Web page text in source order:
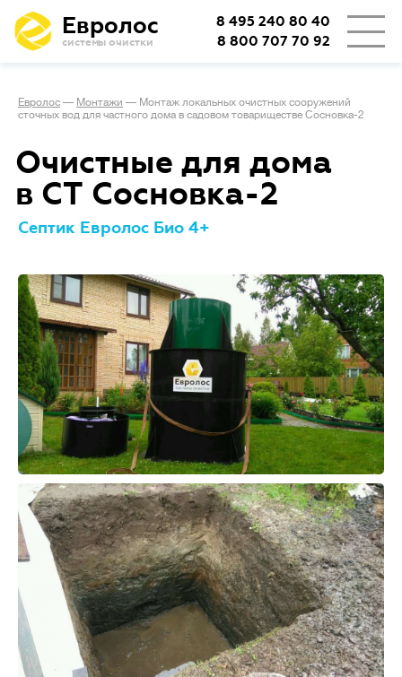
Евролос
системы очистки
8 495 240 80 40
8 800 707 70 92
Евролос — Монтажи — Монтаж локальных очистных сооружений
сточных вод для частного дома в садовом товариществе Сосновка-2
Очистные для дома
в СТ Сосновка-2
Септик Евролос Био 4+